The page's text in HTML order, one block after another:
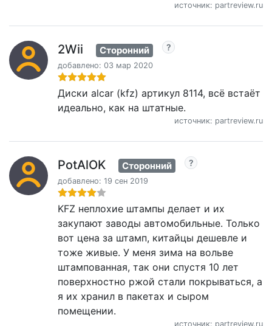
источник: partreview.ru
2Wii Сторонний
добавлено: 03 мар 2020
Диски alcar (kfz) артикул 8114, всё встаёт
идеально, как на штатные.
источник: partreview.ru
PotAlOK Сторонний
добавлено: 19 сен 2019
KFZ неплохие штампы делает и их
закупают заводы автомобильные. Только
вот цена за штамп, китайцы дешевле и
тоже живые. У меня зима на вольве
штампованная, так они спустя 10 лет
поверхностно ржой стали покрываться, а
я их хранил в пакетах и сыром
помещении.
источник: partreview.ru